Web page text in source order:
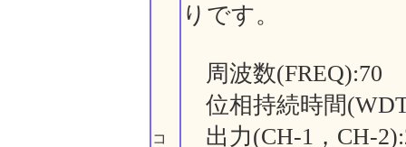
コ
りです。
周波数(FREQ):70
位相持続時間
出力(CH-1，CH-